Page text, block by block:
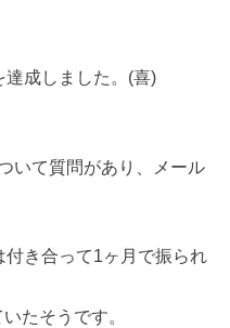
達成しました。(喜)
いて質問があり、メール
き合って1ヶ月で振られ
たそうです。